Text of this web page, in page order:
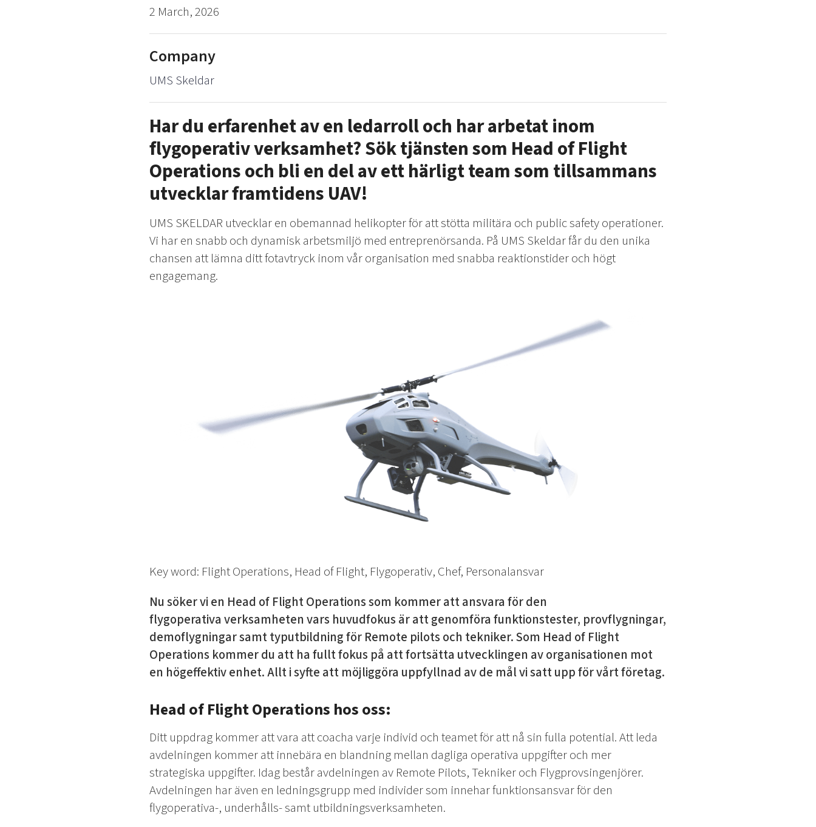
2 March, 2026
Company
UMS Skeldar
Har du erfarenhet av en ledarroll och har arbetat inom
flygoperativ verksamhet? Sök tjänsten som Head of Flight
Operations och bli en del av ett härligt team som tillsammans
utvecklar framtidens UAV!
UMS SKELDAR utvecklar en obemannad helikopter för att stötta militära och public safety operationer.
Vi har en snabb och dynamisk arbetsmiljö med entreprenörsanda. På UMS Skeldar får du den unika
chansen att lämna ditt fotavtryck inom vår organisation med snabba reaktionstider och högt
engagemang.
Key word: Flight Operations, Head of Flight, Flygoperativ, Chef, Personalansvar
Nu söker vi en Head of Flight Operations som kommer att ansvara för den
flygoperativa verksamheten vars huvudfokus är att genomföra funktionstester, provflygningar,
demoflygningar samt typutbildning för Remote pilots och tekniker. Som Head of Flight
Operations kommer du att ha fullt fokus på att fortsätta utvecklingen av organisationen mot
en högeffektiv enhet. Allt i syfte att möjliggöra uppfyllnad av de mål vi satt upp för vårt företag.
Head of Flight Operations hos oss:
Ditt uppdrag kommer att vara att coacha varje individ och teamet för att nå sin fulla potential. Att leda
avdelningen kommer att innebära en blandning mellan dagliga operativa uppgifter och mer
strategiska uppgifter. Idag består avdelningen av Remote Pilots, Tekniker och Flygprovsingenjörer.
Avdelningen har även en ledningsgrupp med individer som innehar funktionsansvar för den
flygoperativa-, underhålls- samt utbildningsverksamheten.